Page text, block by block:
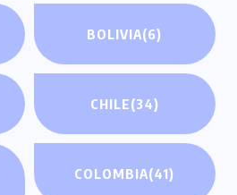
BOLIVIA(6)
CHILE(34)
COLOMBIA(41)